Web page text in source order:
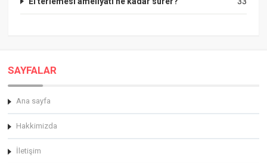
SAYFALAR
Ana sayfa
Hakkimizda
İletişim